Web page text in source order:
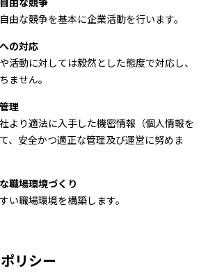
由な競争を基本に企業活動を行います。
の対応
活動に対しては毅然とした態度で対応し、
ません。
理
より適法に入手した機密情報（個人情報を
、安全かつ適正な管理及び運営に努めま
職場環境づくり
い職場環境を構築します。
リシー